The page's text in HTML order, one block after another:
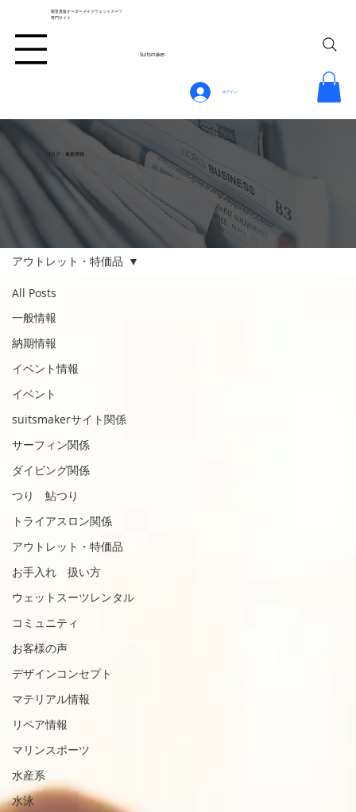
Suitsmaker
製造直販オーダーメイドウェットスーツ
専門サイト
ログイン
ブログ・最新情報
All Posts
一般情報
納期情報
イベント情報
イベント
suitsmakerサイト関係
サーフィン関係
ダイビング関係
つり 鮎つり
トライアスロン関係
アウトレット・特価品
お手入れ 扱い方
ウェットスーツレンタル
コミュニティ
お客様の声
デザインコンセプト
マテリアル情報
リペア情報
マリンスポーツ
水産系
水泳
アウトレット・特価品